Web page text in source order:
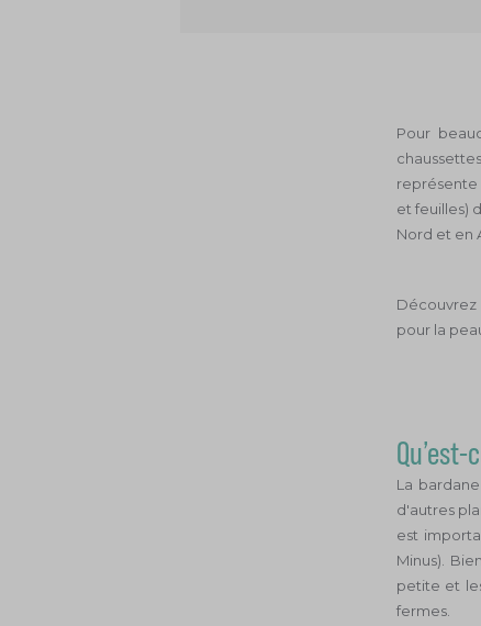
Pour
représente
et feuilles)
Nord et en
pour la
La
d'autres
est
Minus).
petite et
fermes.